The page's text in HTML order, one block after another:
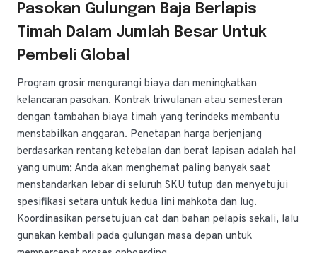
Pasokan Gulungan Baja Berlapis
Timah Dalam Jumlah Besar Untuk
Pembeli Global
Program grosir mengurangi biaya dan meningkatkan
kelancaran pasokan. Kontrak triwulanan atau semesteran
dengan tambahan biaya timah yang terindeks membantu
menstabilkan anggaran. Penetapan harga berjenjang
berdasarkan rentang ketebalan dan berat lapisan adalah hal
yang umum; Anda akan menghemat paling banyak saat
menstandarkan lebar di seluruh SKU tutup dan menyetujui
spesifikasi setara untuk kedua lini mahkota dan lug.
Koordinasikan persetujuan cat dan bahan pelapis sekali, lalu
gunakan kembali pada gulungan masa depan untuk